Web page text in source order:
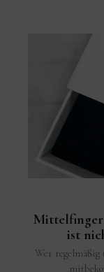
Mittelfinger
ist
Wer